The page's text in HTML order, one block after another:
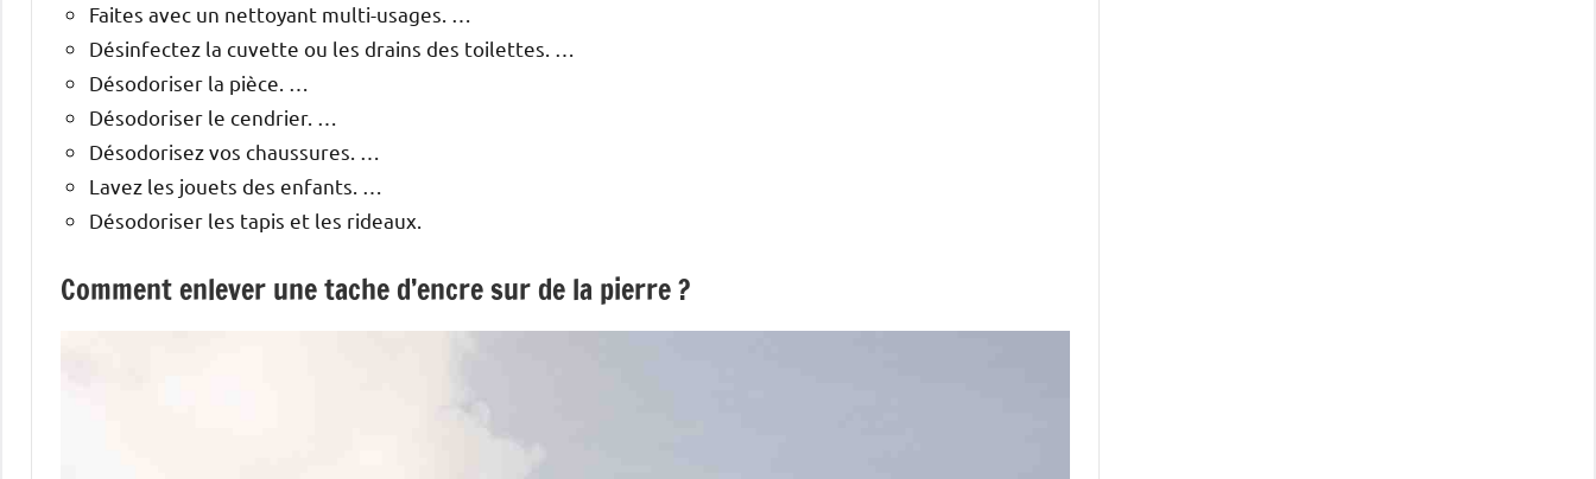
Faites avec un nettoyant multi-usages. …
Désinfectez la cuvette ou les drains des toilettes. …
Désodoriser la pièce. …
Désodoriser le cendrier. …
Désodorisez vos chaussures. …
Lavez les jouets des enfants. …
Désodoriser les tapis et les rideaux.
Comment enlever une tache d’encre sur de la pierre ?